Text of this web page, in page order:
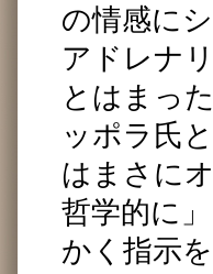
の情感に
アドレナ
とはまっ
ッポラ氏
はまさに
哲学的に
かく指示